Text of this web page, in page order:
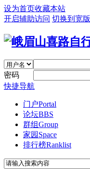
设为首页收藏本站
开启辅助访问 切换到宽版
密码
快捷导航
门户Portal
论坛BBS
群组Group
家园 Space
排行榜Ranklist